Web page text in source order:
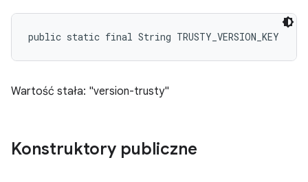
public static final String TRUSTY_VERSION_KEY
Wartość stała: "version-trusty"
Konstruktory publiczne